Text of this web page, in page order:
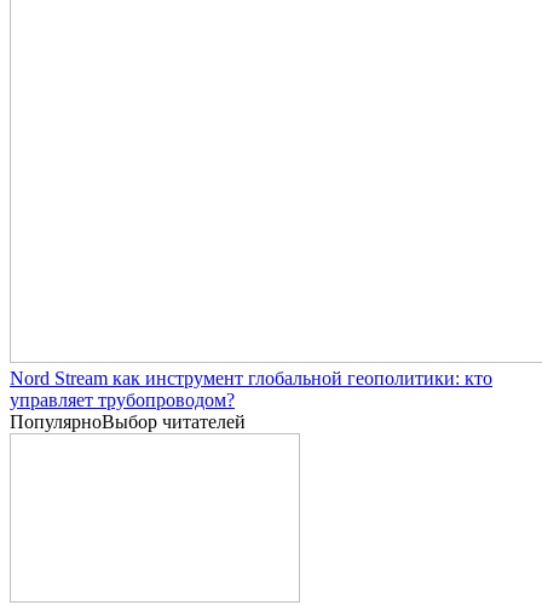
Nord Stream как инструмент глобальной геополитики: кто
управляет трубопроводом?
ПопулярноВыбор читателей